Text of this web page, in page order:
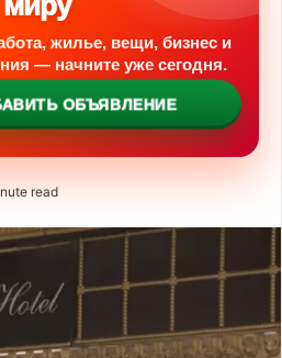
жилье, вещи, бизнес и
— начните уже сегодня.
ОБЪЯВЛЕНИЕ
read